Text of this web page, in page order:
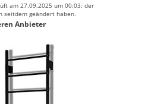
am 27.09.2025 um 00:03; der
seitdem geändert haben.
Anbieter